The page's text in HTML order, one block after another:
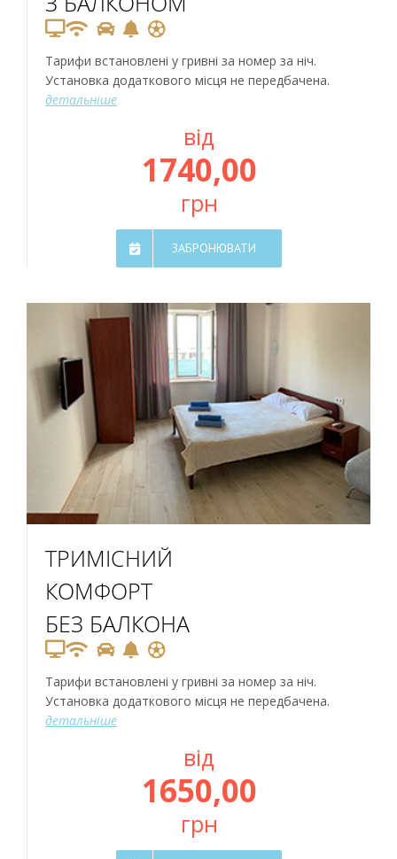
Тарифи встановлені у гривні за номер за ніч.
Установка додаткового місця не передбачена.
детальніше
від
1740,00
грн
ЗАБРОНЮВАТИ
ТРИМІСНИЙ
КОМФОРТ
БЕЗ БАЛКОНА
Тарифи встановлені у гривні за номер за ніч.
Установка додаткового місця не передбачена.
детальніше
від
1650,00
грн